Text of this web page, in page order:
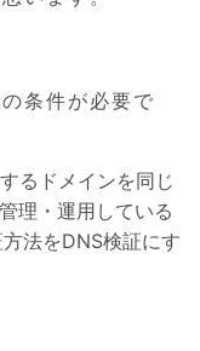
条件が必要で
るドメインを同じ
理・運用している
法をDNS検証にす